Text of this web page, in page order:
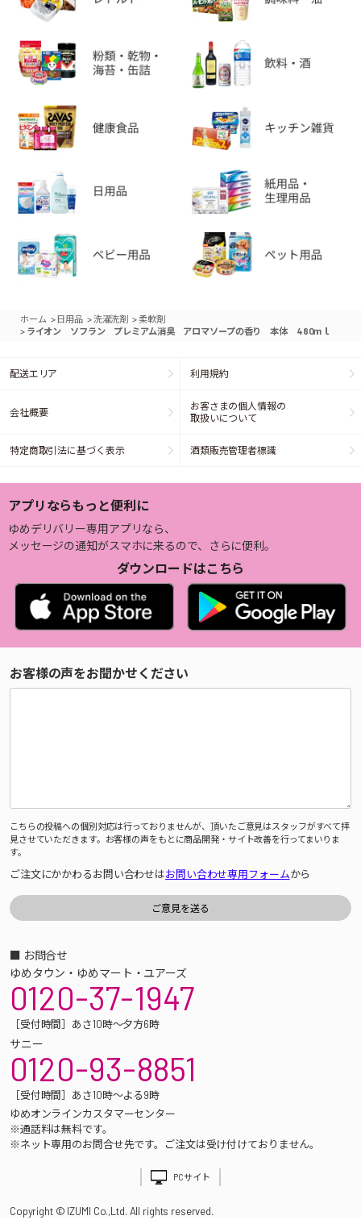
ホーム > 日用品 >洗濯洗剤 >柔軟剤
> ライオン ソフラン プレミアム消臭 アロマソープの香り 本体 480ｍｌ
配送エリア 利用規約
会社概要
お客さまの個人情報の
取扱いについて
特定商取引法に基づく表示 酒類販売管理者標識
アプリならもっと便利に
ゆめデリバリー専用アプリなら、
メッセージの通知がスマホに来るので、さらに便利。
ダウンロードはこちら
お客様の声をお聞かせください
こちらの投稿への個別対応は行っておりませんが、頂いたご意見はスタッフがすべて拝
見させていただきます。お客様の声をもとに商品開発・サイト改善を行ってまいりま
す。
ご注文にかかわるお問い合わせはお問い合わせ専用フォームから
■ お問合せ
ゆめタウン・ゆめマート・ユアーズ
0120-37-1947
［受付時間］あさ10時～夕方6時
サニー
0120-93-8851
［受付時間］あさ10時～よる9時
ゆめオンラインカスタマーセンター
※通話料は無料です。
※ネット専用のお問合せ先です。ご注文は受け付けておりません。
PCサイト
Copyright © IZUMI Co.,Ltd. All rights reserved.